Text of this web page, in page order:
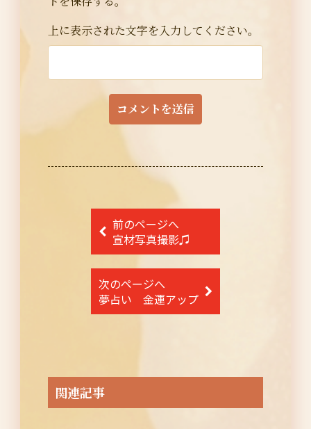
上に表示された文字を入力してください。
投
稿
ナ
ビ
ゲ
ョ
ン
前のページへ
宣材写真撮影♫
次のページへ
夢占い 金運アップ
関連記事